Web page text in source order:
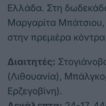
Ελλάδα. Στη
Μαργαρίτα Μπάτσιου,
στην πρεμιέρα
Διαιτητές:
(Λιθουανία),
Ερζεγοβίνη).